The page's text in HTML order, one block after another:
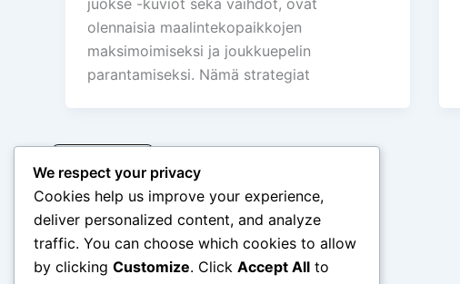
olennaisia maalintekopaikkojen
maksimoimiseksi ja joukkuepelin
parantamiseksi. Nämä strategiat
←Previous
We respect your privacy
Cookies help us improve your experience,
deliver personalized content, and analyze
traffic. You can choose which cookies to allow
by clicking Customize. Click Accept All to